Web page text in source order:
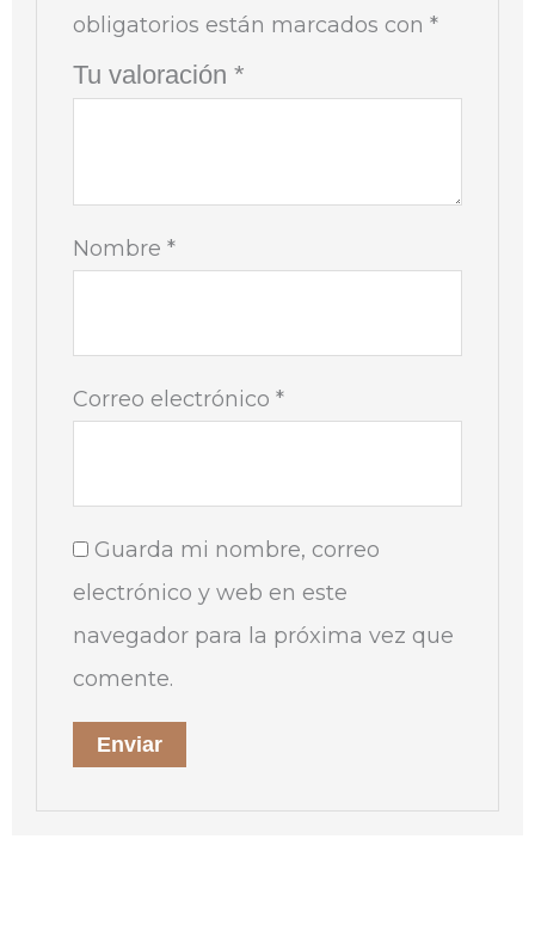
obligatorios están marcados con*
Tu valoración*
Nombre*
Correo electrónico*
Guarda mi nombre, correo
electrónico y web en este
navegador para la próxima vez que
comente.